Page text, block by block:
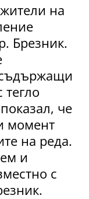
на
Брезник.
тегло
че
момент
на реда.
и
с